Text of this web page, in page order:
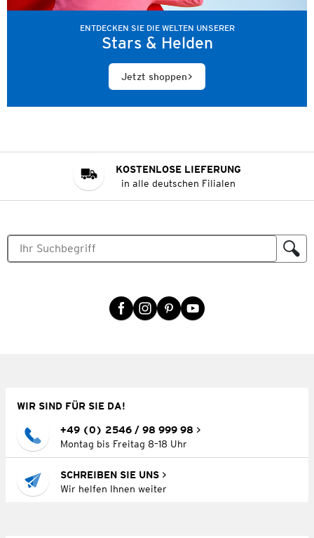
ENTDECKEN SIE DIE WELTEN UNSERER
Stars & Helden
Jetzt shoppen
KOSTENLOSE LIEFERUNG
in alle deutschen Filialen
WIR SIND FÜR SIE DA!
+49 (0) 2546 / 98 999 98
Montag bis Freitag 8–18 Uhr
SCHREIBEN SIE UNS
Wir helfen Ihnen weiter